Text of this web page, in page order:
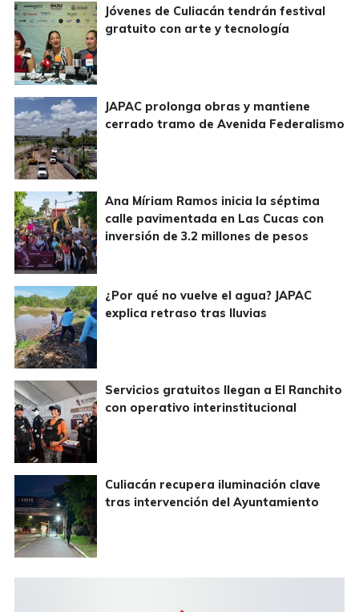
Jóvenes de Culiacán tendrán festival
gratuito con arte y tecnología
JAPAC prolonga obras y mantiene
cerrado tramo de Avenida Federalismo
Ana Míriam Ramos inicia la séptima
calle pavimentada en Las Cucas con
inversión de 3.2 millones de pesos
¿Por qué no vuelve el agua? JAPAC
explica retraso tras lluvias
Servicios gratuitos llegan a El Ranchito
con operativo interinstitucional
Culiacán recupera iluminación clave
tras intervención del Ayuntamiento